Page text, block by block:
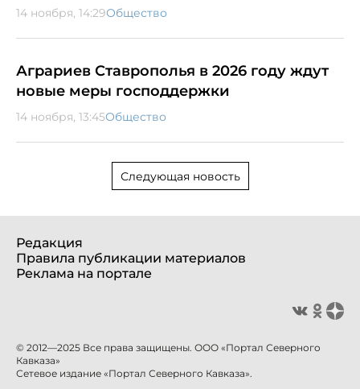
14 ноября, 14:29Общество
Аграриев Ставрополья в 2026 году ждут
новые меры господдержки
14 ноября, 13:45Общество
Следующая новость
Редакция
Правила публикации материалов
Реклама на портале
© 2012—2025 Все права защищены. ООО «Портал Северного
Кавказа»
Сетевое издание «Портал Северного Кавказа».